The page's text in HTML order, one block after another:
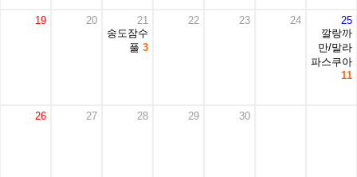
19 20
21
송도잠수
풀 3
22 23 24
25
깔랑까
만/말라
파스쿠아
11
26 27 28 29 30